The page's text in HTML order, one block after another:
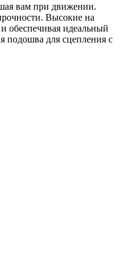
вам при движении.
Высокие на
обеспечивая идеальный
подошва для сцепления с